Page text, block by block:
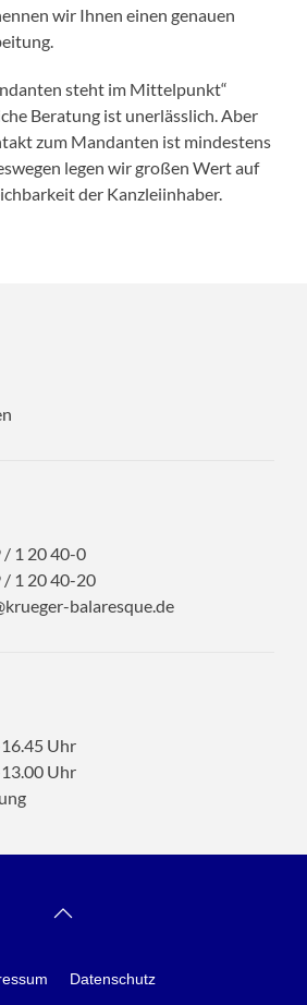
wir Ihnen einen genauen
steht im Mittelpunkt“
Beratung ist unerlässlich. Aber
zum Mandanten ist mindestens
legen wir großen Wert auf
der Kanzleiinhaber.
/ 1 20 40-0
/ 1 20 40-20
balaresque.de
Uhr
Uhr
Datenschutz